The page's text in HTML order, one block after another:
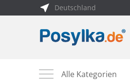
Deutschland
Alle Kategorien